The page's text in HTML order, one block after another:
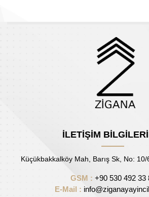
İLETİŞİM
Küçükbakkalköy Mah, Barış Sk, No:
GSM : +90 530 492 33
E-Mail :